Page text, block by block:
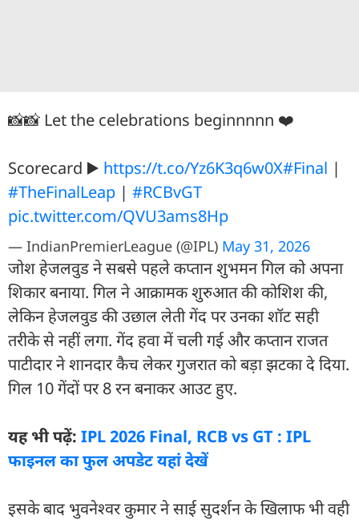
📸📸 Let the celebrations beginnnnn ❤️
Scorecard ▶️ https://t.co/Yz6K3q6w0X#Final |
#TheFinalLeap | #RCBvGT
pic.twitter.com/QVU3ams8Hp
— IndianPremierLeague (@IPL) May 31, 2026
जोश हेजलवुड ने सबसे पहले कप्तान शुभमन गिल को अपना
शिकार बनाया. गिल ने आक्रामक शुरुआत की कोशिश की,
लेकिन हेजलवुड की उछाल लेती गेंद पर उनका शॉट सही
तरीके से नहीं लगा. गेंद हवा में चली गई और कप्तान राजत
पाटीदार ने शानदार कैच लेकर गुजरात को बड़ा झटका दे दिया.
गिल 10 गेंदों पर 8 रन बनाकर आउट हुए.
यह भी पढ़ें: IPL 2026 Final, RCB vs GT : IPL
फाइनल का फुल अपडेट यहां देखें
इसके बाद भुवनेश्वर कुमार ने साई सुदर्शन के खिलाफ भी वही